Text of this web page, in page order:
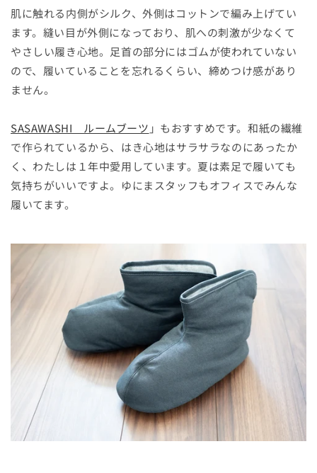
肌に触れる内側がシルク、外側はコットンで編み上げてい
ます。縫い目が外側になっており、肌への刺激が少なくて
やさしい履き心地。足首の部分にはゴムが使われていない
ので、履いていることを忘れるくらい、締めつけ感があり
ません。
SASAWASHI ルームブーツ 」もおすすめです。和紙の繊維
で作られているから、はき心地はサラサラなのにあったか
く、わたしは１年中愛用しています。夏は素足で履いても
気持ちがいいですよ。ゆにまスタッフもオフィスでみんな
履いてます。